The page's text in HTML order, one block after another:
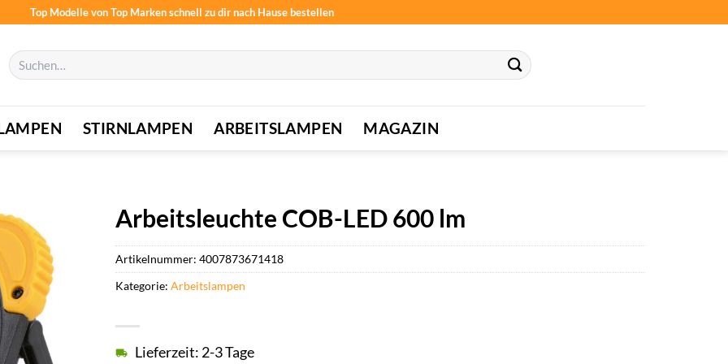
Top Modelle von Top Marken schnell zu dir nach Hause bestellen
Suchen
nach:
STIRNLAMPEN ARBEITSLAMPEN MAGAZIN
Arbeitsleuchte COB-LED 600 lm
Lieferzeit: 2-3 Tage
Artikelnummer: 4007873671418
Kategorie: Arbeitslampen